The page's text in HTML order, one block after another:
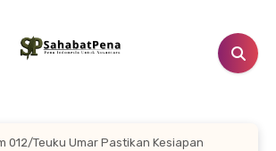
012/Teuku Umar Pastikan Kesiapan